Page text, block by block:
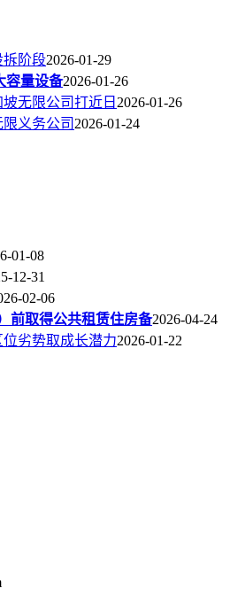
拆阶段2026-01-29
容量设备2026-01-26
无限公司打近日 2026-01-26
义务公司 2026-01-24
01-08
12-31
02-06
前取得公共租赁住房备2026-04-24
劣势取成长潜力2026-01-22